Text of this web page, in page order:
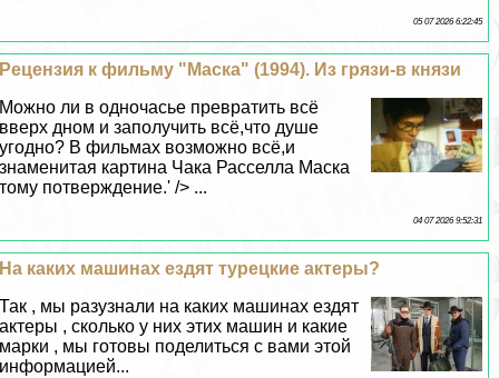
05 07 2026 6:22:45
Рецензия к фильму "Маска" (1994). Из грязи-в князи
Можно ли в одночасье превратить всё
вверх дном и заполучить всё,что душе
угодно? В фильмах возможно всё,и
знаменитая картина Чака Расселла Маска
тому потверждение.' /> ...
04 07 2026 9:52:31
На каких машинах ездят турецкие актеры?
Так , мы разузнали на каких машинах ездят
актеры , сколько у них этих машин и какие
марки , мы готовы поделиться с вами этой
информацией...